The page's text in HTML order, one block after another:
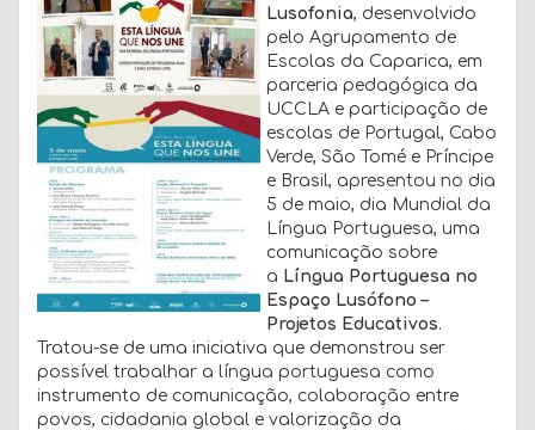
Lusofonia, desenvolvido
pelo Agrupamento de
Escolas da Caparica, em
parceria pedagógica da
UCCLA e participação de
escolas de Portugal, Cabo
Verde, São Tomé e Príncipe
e Brasil, apresentou no dia
5 de maio, dia Mundial da
Língua Portuguesa, uma
comunicação sobre
a Língua Portuguesa no
Espaço Lusófono –
Projetos Educativos.
Tratou-se de uma iniciativa que demonstrou ser
possível trabalhar a língua portuguesa como
instrumento de comunicação, colaboração entre
povos, cidadania global e valorização da